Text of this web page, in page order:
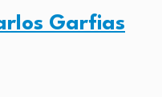
Garfias